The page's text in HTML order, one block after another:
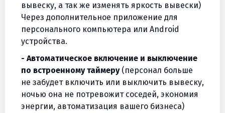
вывеску, а так же изменять яркость вывески)
Через дополнительное приложение для
персонального компьютера или Android
устройства.
- Автоматическое включение и выключение
по встроенному таймеру(персонал больше
не забудет включить или выключить вывеску,
ночью она не потревожит соседей, экономия
энергии, автоматизация вашего бизнеса)